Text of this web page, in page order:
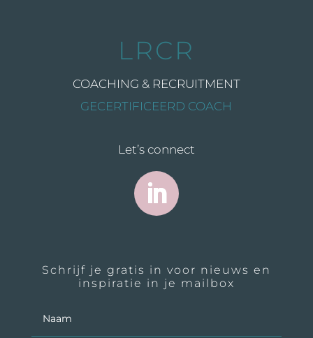
LRCR
COACHING & RECRUITMENT
GECERTIFICEERD COACH
Let’s connect
Schrijf je gratis in voor nieuws en
inspiratie in je mailbox